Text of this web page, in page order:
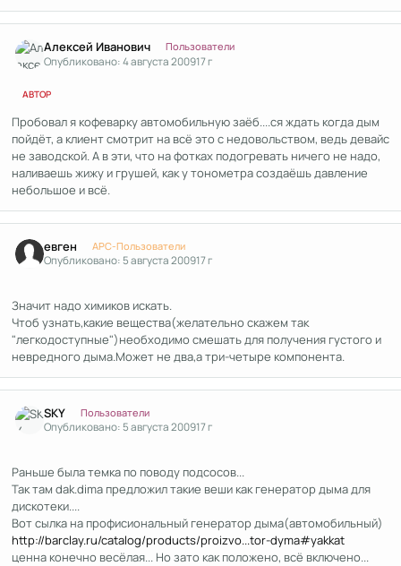
Алексей Иванович Пользователи
Опубликовано:4 августа 200917 г
АВТОР
Пробовал я кофеварку автомобильную заёб....ся ждать когда дым
пойдёт, а клиент смотрит на всё это с недовольством, ведь девайс
не заводской. А в эти, что на фотках подогревать ничего не надо,
наливаешь жижу и грушей, как у тонометра создаёшь давление
небольшое и всё.
евген APC-Пользователи
Опубликовано:5 августа 200917 г
Значит надо химиков искать.
Чтоб узнать,какие вещества(желательно скажем так
"легкодоступные")необходимо смешать для получения густого и
невредного дыма.Может не два,а три-четыре компонента.
SKY Пользователи
Опубликовано:5 августа 200917 г
Раньше была темка по поводу подсосов...
Так там dak.dima предложил такие веши как генератор дыма для
дискотеки....
Вот сылка на профисиональный генератор дыма(автомобильный)
http://barclay.ru/catalog/products/proizvo...tor-dyma#yakkat
ценна конечно весёлая... Но зато как положено, всё включено...